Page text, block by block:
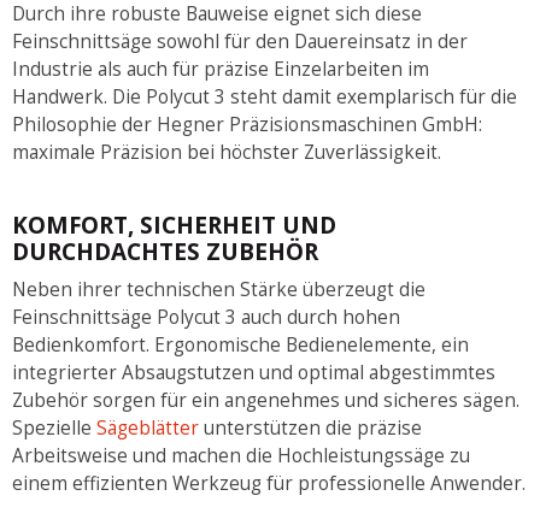
Durch ihre robuste Bauweise eignet sich diese
Feinschnittsäge sowohl für den Dauereinsatz in der
Industrie als auch für präzise Einzelarbeiten im
Handwerk. Die Polycut 3 steht damit exemplarisch für die
Philosophie der Hegner Präzisionsmaschinen GmbH:
maximale Präzision bei höchster Zuverlässigkeit.
KOMFORT, SICHERHEIT UND
DURCHDACHTES ZUBEHÖR
Neben ihrer technischen Stärke überzeugt die
Feinschnittsäge Polycut 3 auch durch hohen
Bedienkomfort. Ergonomische Bedienelemente, ein
integrierter Absaugstutzen und optimal abgestimmtes
Zubehör sorgen für ein angenehmes und sicheres sägen.
Spezielle Sägeblätterunterstützen die präzise
Arbeitsweise und machen die Hochleistungssäge zu
einem effizienten Werkzeug für professionelle Anwender.